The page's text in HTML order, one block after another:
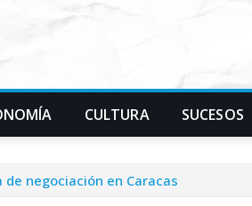
CULTURA SUCESOS
negociación en Caracas